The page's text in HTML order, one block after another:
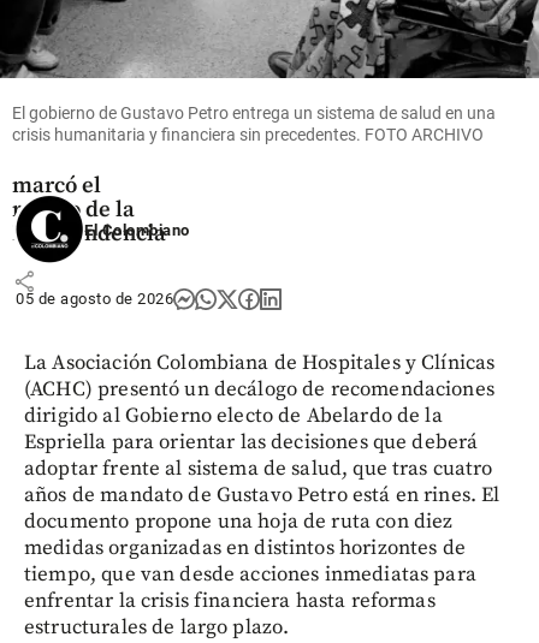
Colombia
¿Qué se
agosto en
Colombia? La
marcó el
rumbo de la
Independencia
share
El gobierno de Gustavo Petro entrega un sistema de salud en una
crisis humanitaria y financiera sin precedentes. FOTO ARCHIVO
El Colombiano
05 de agosto de 2026
La Asociación Colombiana de Hospitales y Clínicas
(ACHC) presentó un decálogo de recomendaciones
dirigido al Gobierno electo de Abelardo de la
Espriella para orientar las decisiones que deberá
adoptar frente al sistema de salud, que tras cuatro
años de mandato de Gustavo Petro está en rines. El
documento propone una hoja de ruta con diez
medidas organizadas en distintos horizontes de
tiempo, que van desde acciones inmediatas para
enfrentar la crisis financiera hasta reformas
estructurales de largo plazo.